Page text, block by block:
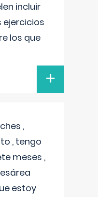
incluir
ejercicios
los que
+
,
, tengo
meses ,
estoy